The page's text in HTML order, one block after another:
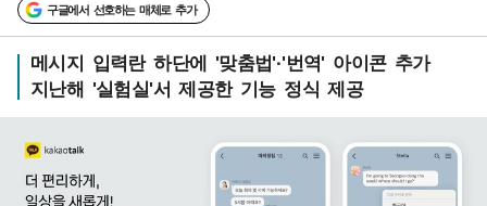
구글에서 선호하는 매체로 추가
메시지 입력란 하단에 '맞춤법'·'번역' 아이콘 추가
지난해 '실험실'서 제공한 기능 정식 제공